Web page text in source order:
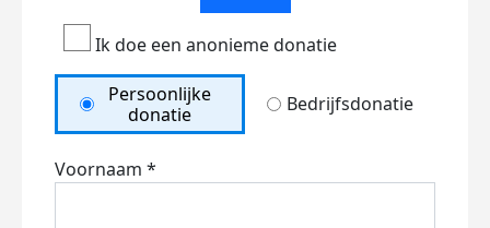
Ik doe een anonieme donatie
Persoonlijke
donatie
Bedrijfsdonatie
Voornaam *